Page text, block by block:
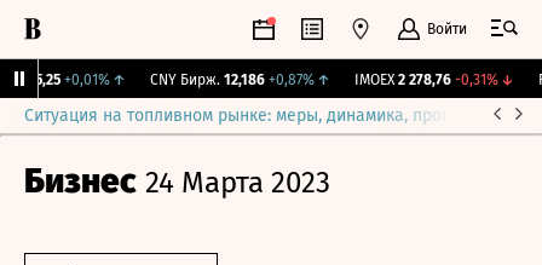
Войти
115,25 +0,01% ↑ CNY Бирж. 12,186 +0,87%↑ IMOEX 2 278,76 -0,31% ↓
Ситуация на топливном рынке: меры, динамика, прогнозы
Бизнес 24 Марта 2023